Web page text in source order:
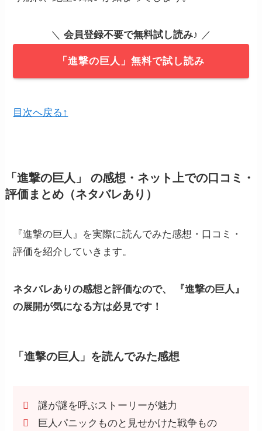
＼ 会員登録不要で無料試し読み♪ ／
「進撃の巨人」無料で試し読み
目次へ戻る↑
「進撃の巨人」 の感想・ネット上での口コミ・
評価まとめ（ネタバレあり）
『進撃の巨人』を実際に読んでみた感想・口コミ・
評価を紹介していきます。
ネタバレありの感想と評価なので、 『進撃の巨人』
の展開が気になる方は必見です！
「進撃の巨人」を読んでみた感想
謎が謎を呼ぶストーリーが魅力
巨人パニックものと見せかけた戦争もの